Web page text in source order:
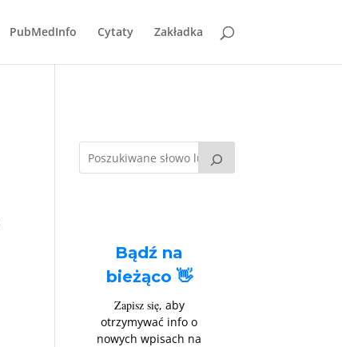
PubMedInfo Cytaty Zakładka
Bądź na
bieżąco 👋
Zapisz się, aby
otrzymywać info o
nowych wpisach na